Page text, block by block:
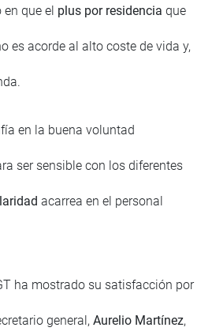
que el plus por residenciaque
es acorde al alto coste de vida y,
en la buena voluntad
ser sensible con los diferentes
acarrea en el personal
ha mostrado su satisfacción por
general,Aurelio Martínez,